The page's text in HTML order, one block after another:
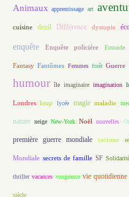
Animaux apprentissage art
cuisine deuil Différence dystopie
enquête Enquête policière Entraide
Fantasy Fantômes Femmes forêt Guerre
humour île imaginaire imagination
Londres loup lycée magie maladie mer
nature neige New-York Noël nouvelles
première guerre mondiale racisme
Mondiale secrets de famille SF Solidarité
thriller vacances vengeance vie quotidienne
siècle